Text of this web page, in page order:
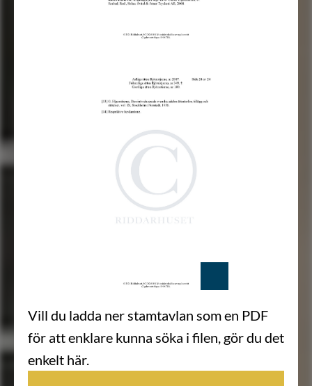
Vill du ladda ner stamtavlan som en PDF
för att enklare kunna söka i filen, gör du det
enkelt här.